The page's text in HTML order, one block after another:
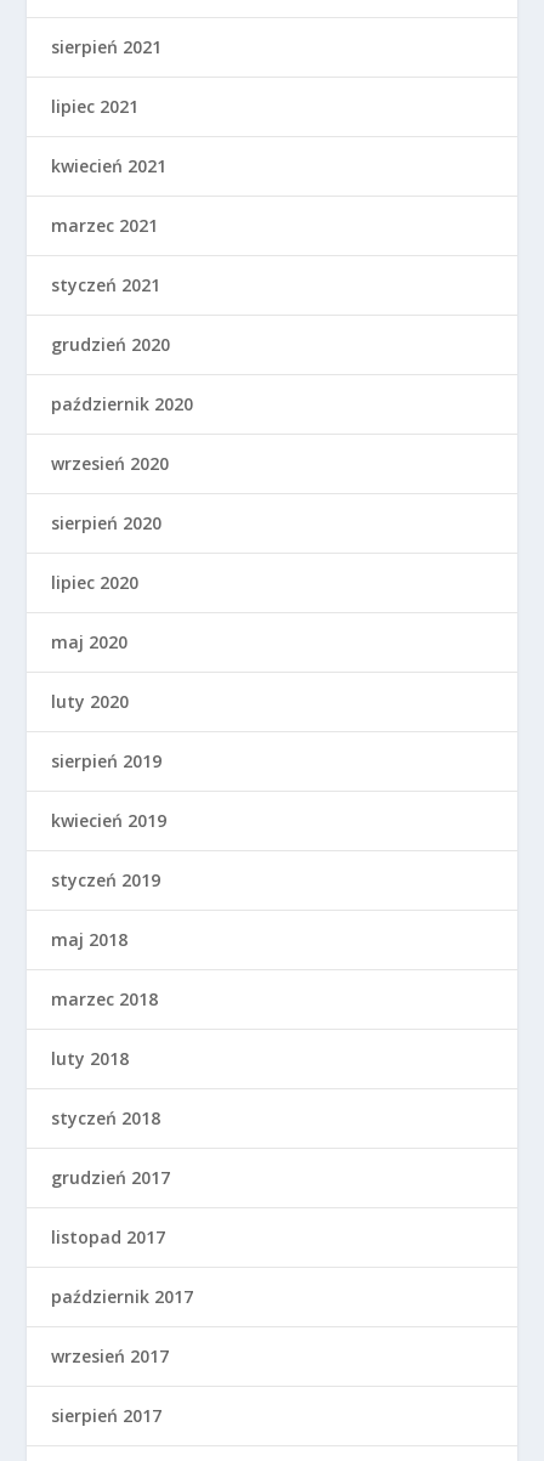
sierpień 2021
lipiec 2021
kwiecień 2021
marzec 2021
styczeń 2021
grudzień 2020
październik 2020
wrzesień 2020
sierpień 2020
lipiec 2020
maj 2020
luty 2020
sierpień 2019
kwiecień 2019
styczeń 2019
maj 2018
marzec 2018
luty 2018
styczeń 2018
grudzień 2017
listopad 2017
październik 2017
wrzesień 2017
sierpień 2017